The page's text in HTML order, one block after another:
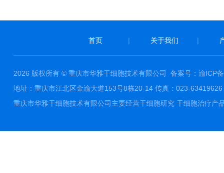
首页 | 关于我们 |
2026 版权所有 © 重庆市华雅干细胞技术有限公司 备案号：渝ICP
地址：重庆市江北区金渝大道153号8栋20-14 传真：023-
重庆市华雅干细胞技术有限公司主要经营干细胞研究 干细胞治疗产